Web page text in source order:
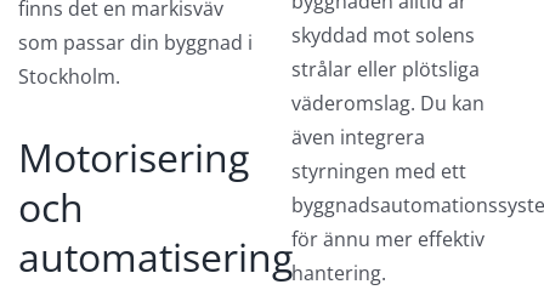
finns det en markisväv
som passar din byggnad i
Stockholm.
Motorisering
och
automatisering
skyddad mot solens
strålar eller plötsliga
väderomslag. Du kan
även integrera
styrningen med ett
för ännu mer effektiv
hantering.